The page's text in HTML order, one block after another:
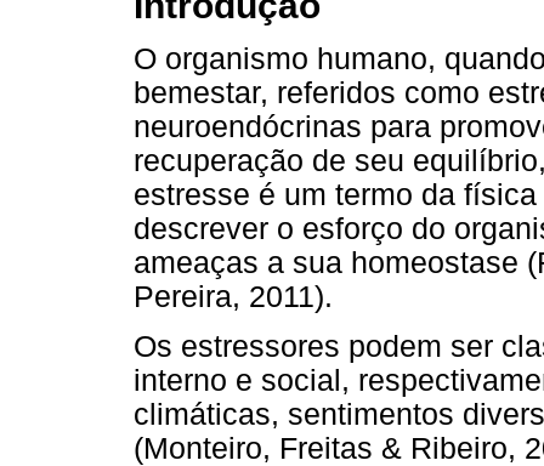
O organismo humano,
bemestar, referidos como
neuroendócrinas para
recuperação de seu
estresse é um termo da
descrever o esforço do
ameaças a sua homeostase
Pereira, 2011).
Os estressores podem ser
interno e social,
climáticas, sentimentos
(Monteiro, Freitas & Ribeiro,